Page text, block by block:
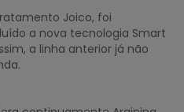
Joico, foi
a nova tecnologia Smart
a linha anterior já não